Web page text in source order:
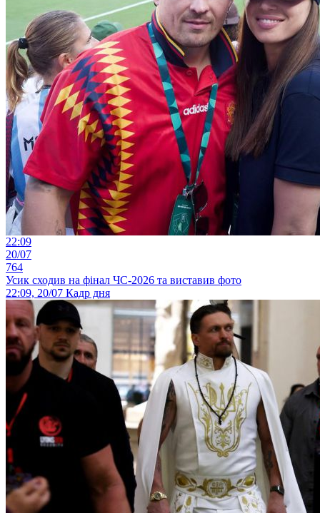
22:09
20/07
764
Усик сходив на фінал ЧС-2026 та виставив фото
22:09, 20/07 Кадр дня